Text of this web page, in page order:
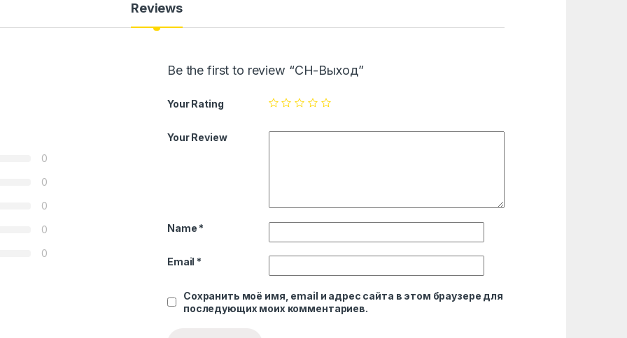
Reviews
0
0
0
0
0
Be the first to review “СН-Выход”
Your Rating
Your Review
Name *
Email *
Сохранить моё имя, email и адрес сайта в этом браузере для
последующих моих комментариев.